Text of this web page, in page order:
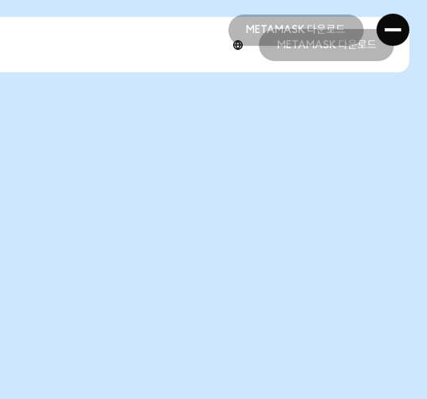
METAMASK 다운로드
METAMASK 다운로드
METAMASK 다운로드